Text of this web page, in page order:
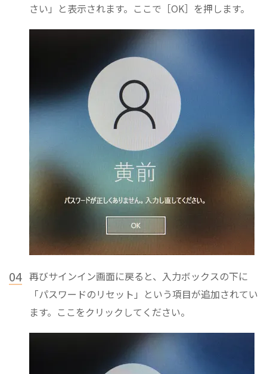
さい」と表示されます。ここで［OK］を押します。
04 再びサインイン画面に戻ると、入力ボックスの下に
「パスワードのリセット」という項目が追加されてい
ます。ここをクリックしてください。